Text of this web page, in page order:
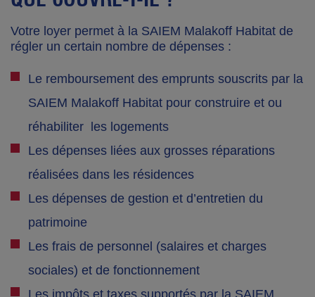
Votre loyer permet à la SAIEM Malakoff Habitat de
régler un certain nombre de dépenses :
Le remboursement des emprunts souscrits par la
SAIEM Malakoff Habitat pour construire et ou
réhabiliter les logements
Les dépenses liées aux grosses réparations
réalisées dans les résidences
Les dépenses de gestion et d’entretien du
patrimoine
Les frais de personnel (salaires et charges
sociales) et de fonctionnement
Les impôts et taxes supportés par la SAIEM